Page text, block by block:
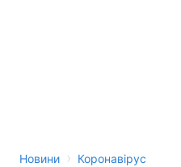
Новини › Коронавірус